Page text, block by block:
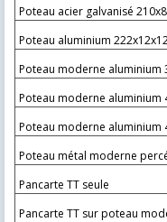
Poteau acier galvanisé
Poteau aluminium
Poteau moderne aluminium
Poteau moderne aluminium
Poteau moderne aluminium
Poteau métal moderne
Pancarte TT seule
Pancarte TT sur poteau